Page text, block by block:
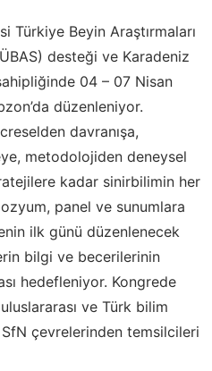
Türkiye Beyin Araştırmaları
desteği ve Karadeniz
04 – 07 Nisan
düzenleniyor.
davranışa,
metodolojiden deneysel
kadar sinirbilimin her
panel ve sunumlara
ilk günü düzenlenecek
bilgi ve becerilerinin
hedefleniyor. Kongrede
ve Türk bilim
SfN çevrelerinden temsilcileri